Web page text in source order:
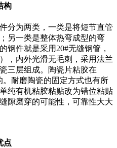
构
为两类，一类是将短节直管
另一类是整体热弯成型的弯
钢件就是采用20#无缝钢管，
，内外光滑无毛刺，采用法兰
三层组成。陶瓷片粘胶在
耐磨陶瓷的固定方式也有所
纯有机粘胶粘贴改为错位粘贴
隙磨穿的可能性，可靠性大大
点